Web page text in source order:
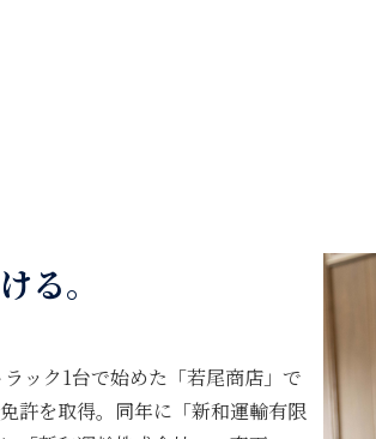
る。
ック1台で始めた「若尾商店」で
許を取得。同年に「新和運輸有限